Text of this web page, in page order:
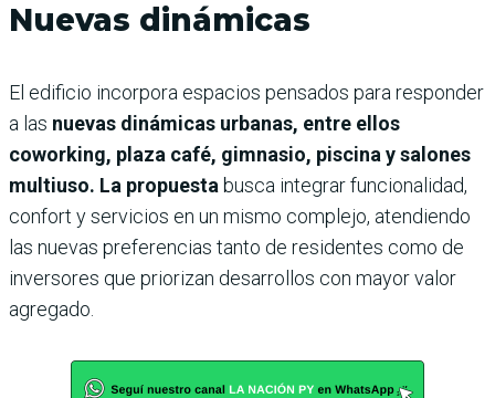
Nuevas dinámicas
El edificio incorpora espacios pensados para responder
a las nuevas dinámicas urbanas, entre ellos
coworking, plaza café, gimnasio, piscina y salones
multiuso. La propuesta busca integrar funcionalidad,
confort y servicios en un mismo complejo, atendiendo
las nuevas preferencias tanto de residentes como de
inversores que priorizan desarrollos con mayor valor
agregado.